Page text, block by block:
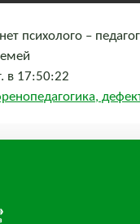
психолого –
в 17:50:22